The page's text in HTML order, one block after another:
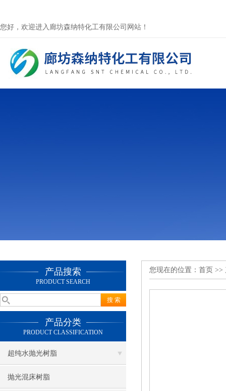
您好，欢迎进入廊坊森纳特化工有限公司网站！
产品搜索
PRODUCT SEARCH
产品分类
PRODUCT CLASSIFICATION
超纯水抛光树脂
抛光混床树脂
您现在的位置： 首页 >>